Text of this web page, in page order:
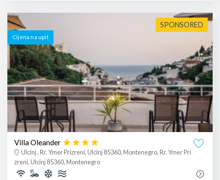
SPONSORED
Cijena na upit
Villa Oleander
Ulcinj , Rr. Ymer Prizreni, Ulcinj 85360, Montenegro, Rr. Ymer Pri
zreni, Ulcinj 85360, Montenegro